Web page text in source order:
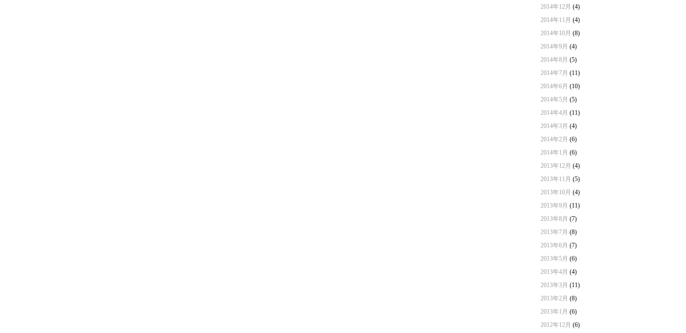
2014年12月 (4)
2014年11月 (4)
2014年10月 (8)
2014年9月 (4)
2014年8月 (5)
2014年7月 (11)
2014年6月 (10)
2014年5月 (5)
2014年4月 (11)
2014年3月 (4)
2014年2月 (6)
2014年1月 (6)
2013年12月 (4)
2013年11月 (5)
2013年10月 (4)
2013年9月 (11)
2013年8月 (7)
2013年7月 (8)
2013年6月 (7)
2013年5月 (6)
2013年4月 (4)
2013年3月 (11)
2013年2月 (8)
2013年1月 (6)
2012年12月 (6)